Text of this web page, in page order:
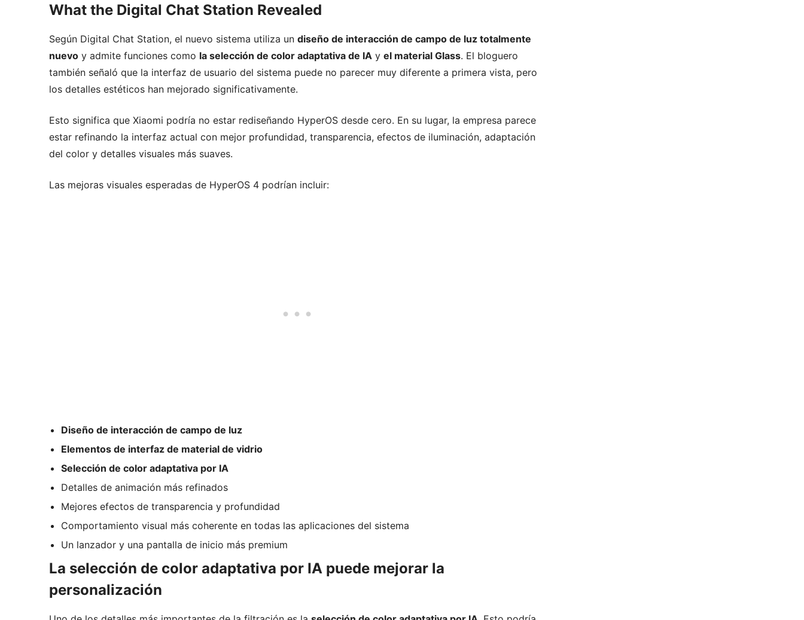
What the Digital Chat Station Revealed
Según Digital Chat Station, el nuevo sistema utiliza un diseño de interacción de campo de luz totalmente
nuevo y admite funciones como la selección de color adaptativa de IA y el material Glass. El bloguero
también señaló que la interfaz de usuario del sistema puede no parecer muy diferente a primera vista, pero
los detalles estéticos han mejorado significativamente.
Esto significa que Xiaomi podría no estar rediseñando HyperOS desde cero. En su lugar, la empresa parece
estar refinando la interfaz actual con mejor profundidad, transparencia, efectos de iluminación, adaptación
del color y detalles visuales más suaves.
Las mejoras visuales esperadas de HyperOS 4 podrían incluir:
Diseño de interacción de campo de luz
Elementos de interfaz de material de vidrio
Selección de color adaptativa por IA
Detalles de animación más refinados
Mejores efectos de transparencia y profundidad
Comportamiento visual más coherente en todas las aplicaciones del sistema
Un lanzador y una pantalla de inicio más premium
La selección de color adaptativa por IA puede mejorar la
personalización